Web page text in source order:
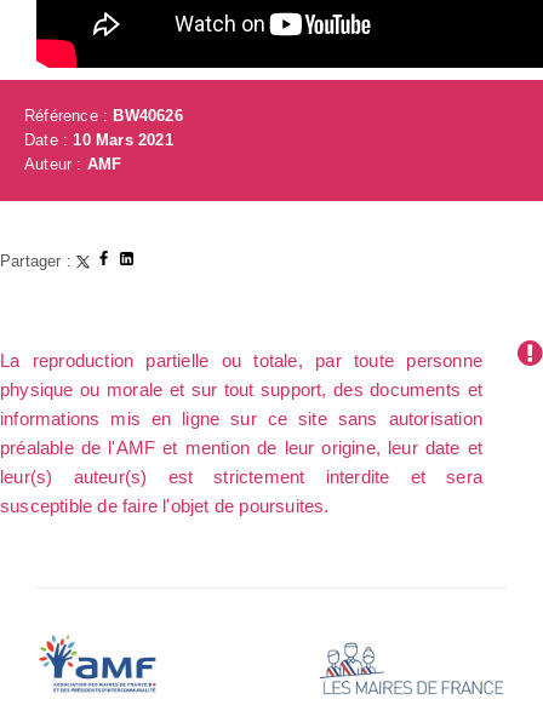
Référence : BW40626
Date :10 Mars 2021
Auteur : AMF
Partager :
La reproduction partielle ou totale, par toute personne
physique ou morale et sur tout support, des documents et
informations mis en ligne sur ce site sans autorisation
préalable de l'AMF et mention de leur origine, leur date et
leur(s) auteur(s) est strictement interdite et sera
susceptible de faire l'objet de poursuites.